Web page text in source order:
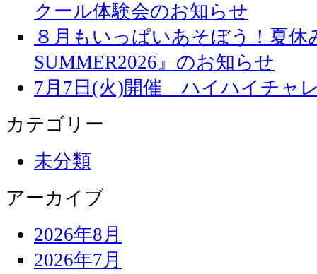
クール体験会のお知らせ
８月もいっぱいあそぼう！夏
SUMMER2026』のお知らせ
7月7日(火)開催 ハイハイチャ
カテゴリー
未分類
アーカイブ
2026年8月
2026年7月